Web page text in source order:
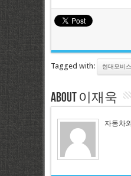
Tagged with: 현대모비스
About 이재욱
자동차